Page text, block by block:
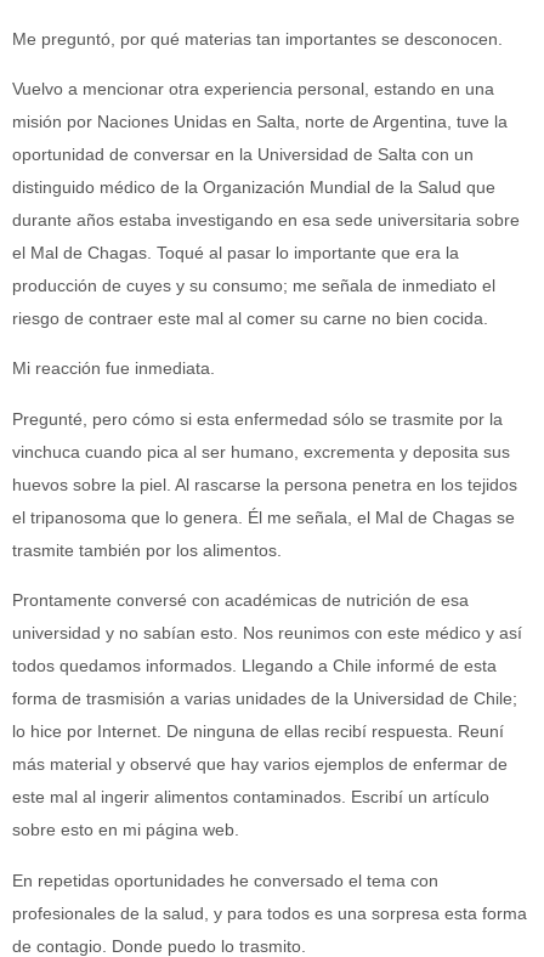
Me preguntó, por qué materias tan importantes se desconocen.
Vuelvo a mencionar otra experiencia personal, estando en una
misión por Naciones Unidas en Salta, norte de Argentina, tuve la
oportunidad de conversar en la Universidad de Salta con un
distinguido médico de la Organización Mundial de la Salud que
durante años estaba investigando en esa sede universitaria sobre
el Mal de Chagas. Toqué al pasar lo importante que era la
producción de cuyes y su consumo; me señala de inmediato el
riesgo de contraer este mal al comer su carne no bien cocida.
Mi reacción fue inmediata.
Pregunté, pero cómo si esta enfermedad sólo se trasmite por la
vinchuca cuando pica al ser humano, excrementa y deposita sus
huevos sobre la piel. Al rascarse la persona penetra en los tejidos
el tripanosoma que lo genera. Él me señala, el Mal de Chagas se
trasmite también por los alimentos.
Prontamente conversé con académicas de nutrición de esa
universidad y no sabían esto. Nos reunimos con este médico y así
todos quedamos informados. Llegando a Chile informé de esta
forma de trasmisión a varias unidades de la Universidad de Chile;
lo hice por Internet. De ninguna de ellas recibí respuesta. Reuní
más material y observé que hay varios ejemplos de enfermar de
este mal al ingerir alimentos contaminados. Escribí un artículo
sobre esto en mi página web.
En repetidas oportunidades he conversado el tema con
profesionales de la salud, y para todos es una sorpresa esta forma
de contagio. Donde puedo lo trasmito.